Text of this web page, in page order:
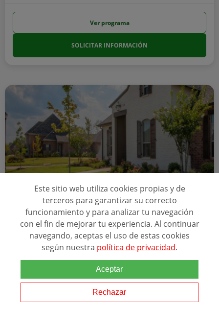
Ver programa
SOLICITAR INFORMACIÓN
Online 200 horas
CURSO AGENTE INMOBILIARIO (AICAT)
Relacionado con esta temática
Desde Institut Numància queremos que consigas un futuro estable
dentro del sector inmobiliario, por eso estamos en contacto con
agenciasinmobiliarias y otras entidades para ofrecerte las mejores
Este sitio web utiliza cookies propias y de
terceros para garantizar su correcto
funcionamiento y para analizar tu navegación
con el fin de mejorar tu experiencia. Al continuar
navegando, aceptas el uso de estas cookies
según nuestra política de privacidad.
Aceptar
Rechazar